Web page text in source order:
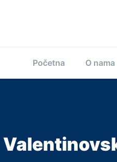
Početna O nama